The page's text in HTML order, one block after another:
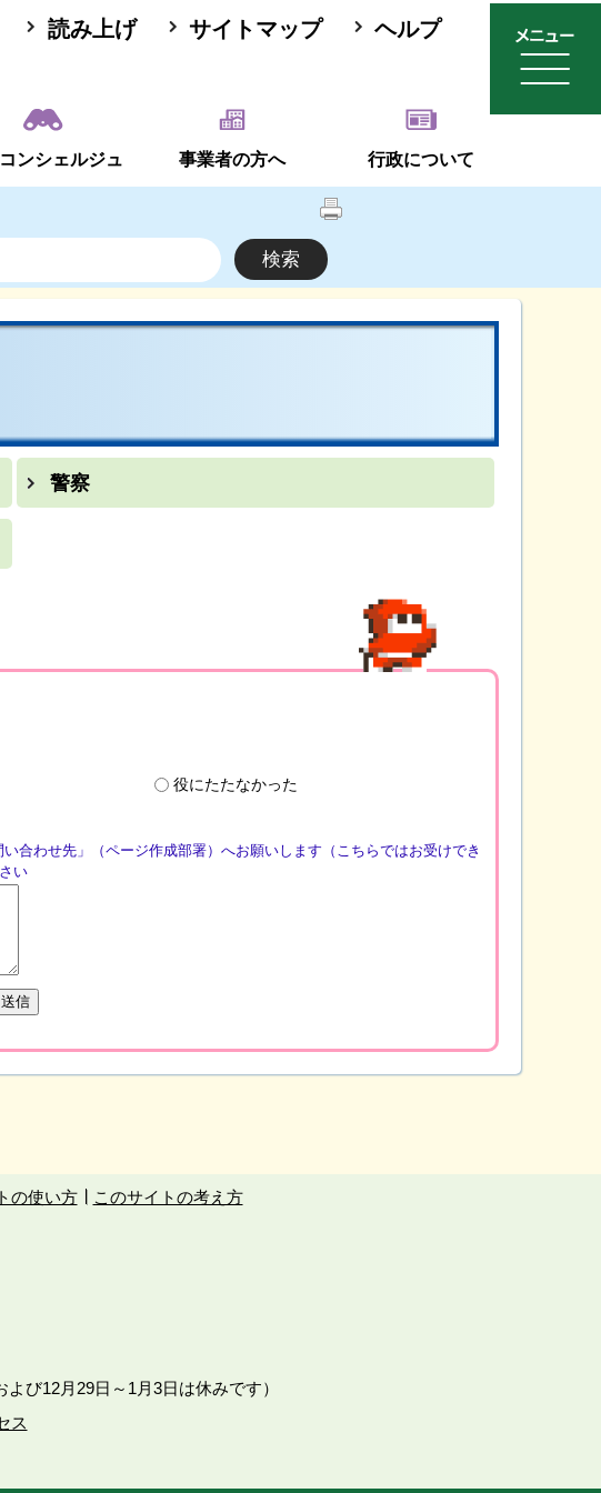
読み上げ サイトマップ ヘルプ
ンシェルジュ 事業者の方へ 行政について
警察
役にたたなかった
合わせ先」（ページ作成部署）へお願いします（こちらではお受けでき
い
の使い方 このサイトの考え方
び12月29日～1月3日は休みです）
ス